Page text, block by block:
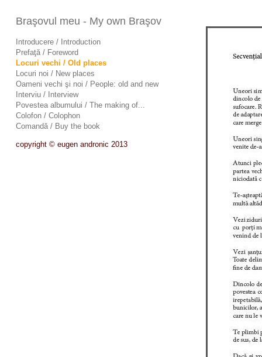
Braşovul meu - My own Braşov
Introducere / Introduction
Prefaţă / Foreword
Locuri vechi / Old places
Locuri noi / New places
Oameni vechi şi noi / People: old and new
Interviu / Interview
Povestea albumului / The making of...
Colofon / Colophon
Comandă / Buy the book
copyright © eugen andronic 2013